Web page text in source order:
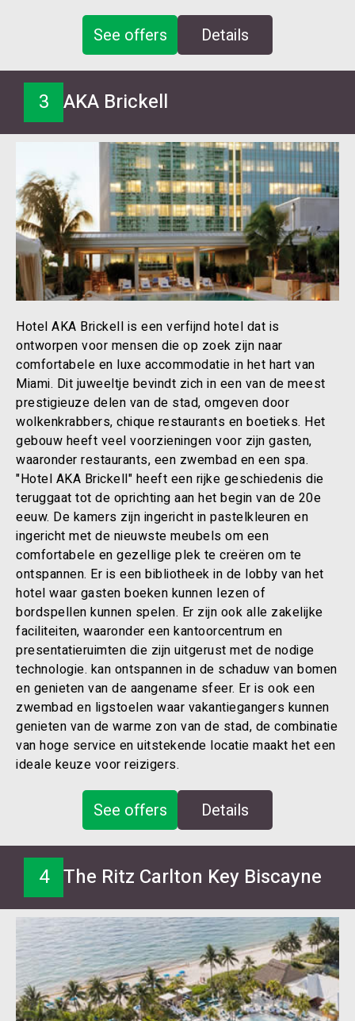
See offers Details
3 AKA Brickell
Hotel AKA Brickell is een verfijnd hotel dat is
ontworpen voor mensen die op zoek zijn naar
comfortabele en luxe accommodatie in het hart van
Miami. Dit juweeltje bevindt zich in een van de meest
prestigieuze delen van de stad, omgeven door
wolkenkrabbers, chique restaurants en boetieks. Het
gebouw heeft veel voorzieningen voor zijn gasten,
waaronder restaurants, een zwembad en een spa.
"Hotel AKA Brickell" heeft een rijke geschiedenis die
teruggaat tot de oprichting aan het begin van de 20e
eeuw. De kamers zijn ingericht in pastelkleuren en
ingericht met de nieuwste meubels om een
comfortabele en gezellige plek te creëren om te
ontspannen. Er is een bibliotheek in de lobby van het
hotel waar gasten boeken kunnen lezen of
bordspellen kunnen spelen. Er zijn ook alle zakelijke
faciliteiten, waaronder een kantoorcentrum en
presentatieruimten die zijn uitgerust met de nodige
technologie. kan ontspannen in de schaduw van bomen
en genieten van de aangename sfeer. Er is ook een
zwembad en ligstoelen waar vakantiegangers kunnen
genieten van de warme zon van de stad, de combinatie
van hoge service en uitstekende locatie maakt het een
ideale keuze voor reizigers.
See offers Details
4 The Ritz Carlton Key Biscayne